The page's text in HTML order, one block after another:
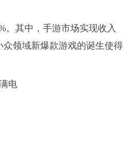
。其中，手游市场实现收入
众领域新爆款游戏的诞生使得